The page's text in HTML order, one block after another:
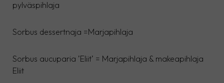
pylväspihlaja
Sorbus dessertnaja =Marjapihlaja
Sorbus aucuparia ’Eliit’ = Marjapihlaja & makeapihlaja
Eliit